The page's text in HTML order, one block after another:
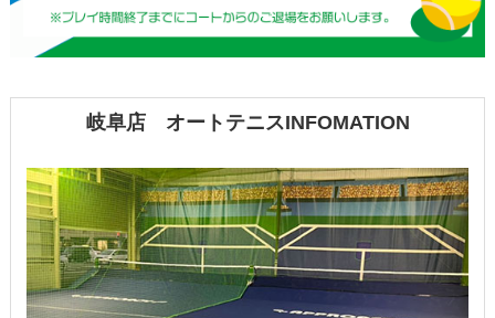
岐阜店 オートテニスINFOMATION